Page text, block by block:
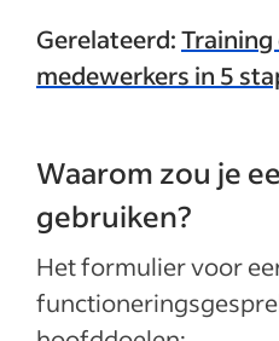
Gerelateerd:
medewerkers in 5
Waarom zou je
gebruiken?
Het formulier voor